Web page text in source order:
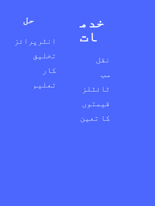
خدم
ات
نقل
سب
ٹائٹلز
قیمتوں
کا تعین
حل
انٹرپرائز
تخلیق
کار
تعلیم